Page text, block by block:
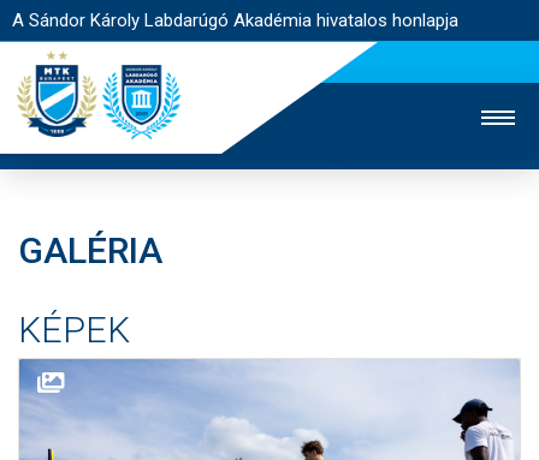
A Sándor Károly Labdarúgó Akadémia hivatalos honlapja
JEGYÉRTÉKESÍTÉS
EGYESÜLET
KAPCSOLAT
NYITÓLAP
GALÉRIA
KÉPEK